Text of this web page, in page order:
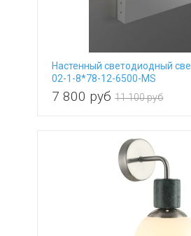
Настенный светодиодный
02-1-8*78-12-6500-MS
7 800 руб 11 100 руб